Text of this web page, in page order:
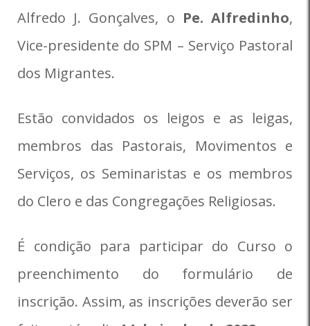
Alfredo J. Gonçalves, o Pe. Alfredinho,
Vice-presidente do SPM – Serviço Pastoral
dos Migrantes.
Estão convidados os leigos e as leigas,
membros das Pastorais, Movimentos e
Serviços, os Seminaristas e os membros
do Clero e das Congregações Religiosas.
É condição para participar do Curso o
preenchimento do formulário de
inscrição. Assim, as inscrições deverão ser